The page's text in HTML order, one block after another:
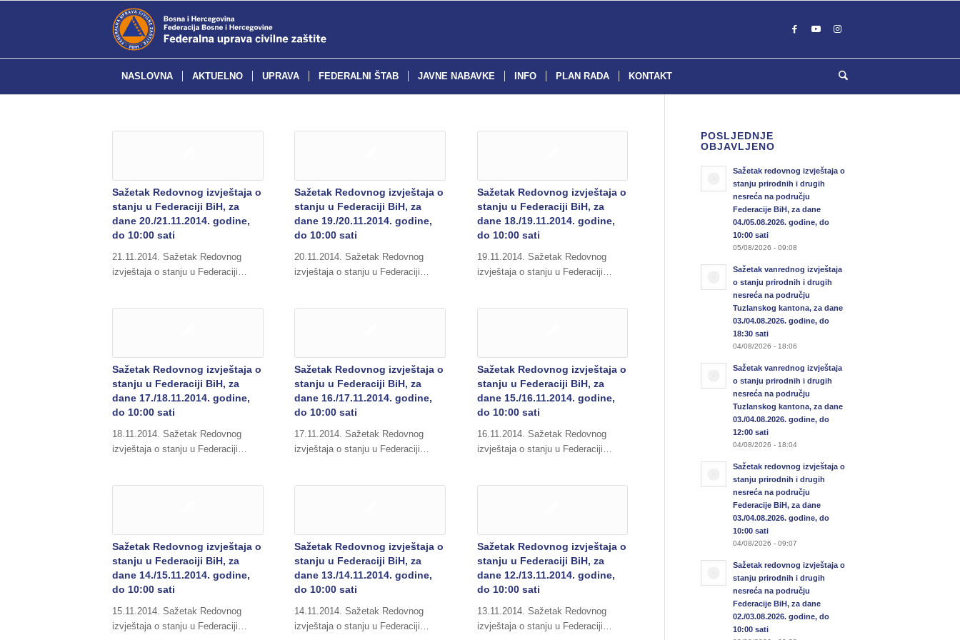
NASLOVNA AKTUELNO UPRAVA FEDERALNI ŠTAB JAVNE NABAVKE INFO PLAN RADA KONTAKT
Sažetak Redovnog izvještaja o
stanju u Federaciji BiH, za
dane 20./21.11.2014. godine,
do 10:00 sati
21.11.2014. Sažetak Redovnog
izvještaja o stanju u Federaciji…
Sažetak Redovnog izvještaja o
stanju u Federaciji BiH, za
dane 19./20.11.2014. godine,
do 10:00 sati
20.11.2014. Sažetak Redovnog
izvještaja o stanju u Federaciji…
Sažetak Redovnog izvještaja o
stanju u Federaciji BiH, za
dane 18./19.11.2014. godine,
do 10:00 sati
19.11.2014. Sažetak Redovnog
izvještaja o stanju u Federaciji…
Sažetak Redovnog izvještaja o
stanju u Federaciji BiH, za
dane 17./18.11.2014. godine,
do 10:00 sati
18.11.2014. Sažetak Redovnog
izvještaja o stanju u Federaciji…
Sažetak Redovnog izvještaja o
stanju u Federaciji BiH, za
dane 16./17.11.2014. godine,
do 10:00 sati
17.11.2014. Sažetak Redovnog
izvještaja o stanju u Federaciji…
Sažetak Redovnog izvještaja o
stanju u Federaciji BiH, za
dane 15./16.11.2014. godine,
do 10:00 sati
16.11.2014. Sažetak Redovnog
izvještaja o stanju u Federaciji…
Sažetak Redovnog izvještaja o
stanju u Federaciji BiH, za
dane 14./15.11.2014. godine,
do 10:00 sati
15.11.2014. Sažetak Redovnog
izvještaja o stanju u Federaciji…
Sažetak Redovnog izvještaja o
stanju u Federaciji BiH, za
dane 13./14.11.2014. godine,
do 10:00 sati
14.11.2014. Sažetak Redovnog
izvještaja o stanju u Federaciji…
Sažetak Redovnog izvještaja o
stanju u Federaciji BiH, za
dane 12./13.11.2014. godine,
do 10:00 sati
13.11.2014. Sažetak Redovnog
izvještaja o stanju u Federaciji…
POSLJEDNJE
OBJAVLJENO
Sažetak redovnog izvještaja o
stanju prirodnih i drugih
nesreća na području
Federacije BiH, za dane
04./05.08.2026. godine, do
10:00 sati
05/08/2026 - 09:08
Sažetak vanrednog izvještaja
o stanju prirodnih i drugih
nesreća na području
Tuzlanskog kantona, za dane
03./04.08.2026. godine, do
18:30 sati
04/08/2026 - 18:06
Sažetak vanrednog izvještaja
o stanju prirodnih i drugih
nesreća na području
Tuzlanskog kantona, za dane
03./04.08.2026. godine, do
12:00 sati
04/08/2026 - 18:04
Sažetak redovnog izvještaja o
stanju prirodnih i drugih
nesreća na području
Federacije BiH, za dane
03./04.08.2026. godine, do
10:00 sati
04/08/2026 - 09:07
Sažetak redovnog izvještaja o
stanju prirodnih i drugih
nesreća na području
Federacije BiH, za dane
02./03.08.2026. godine, do
10:00 sati